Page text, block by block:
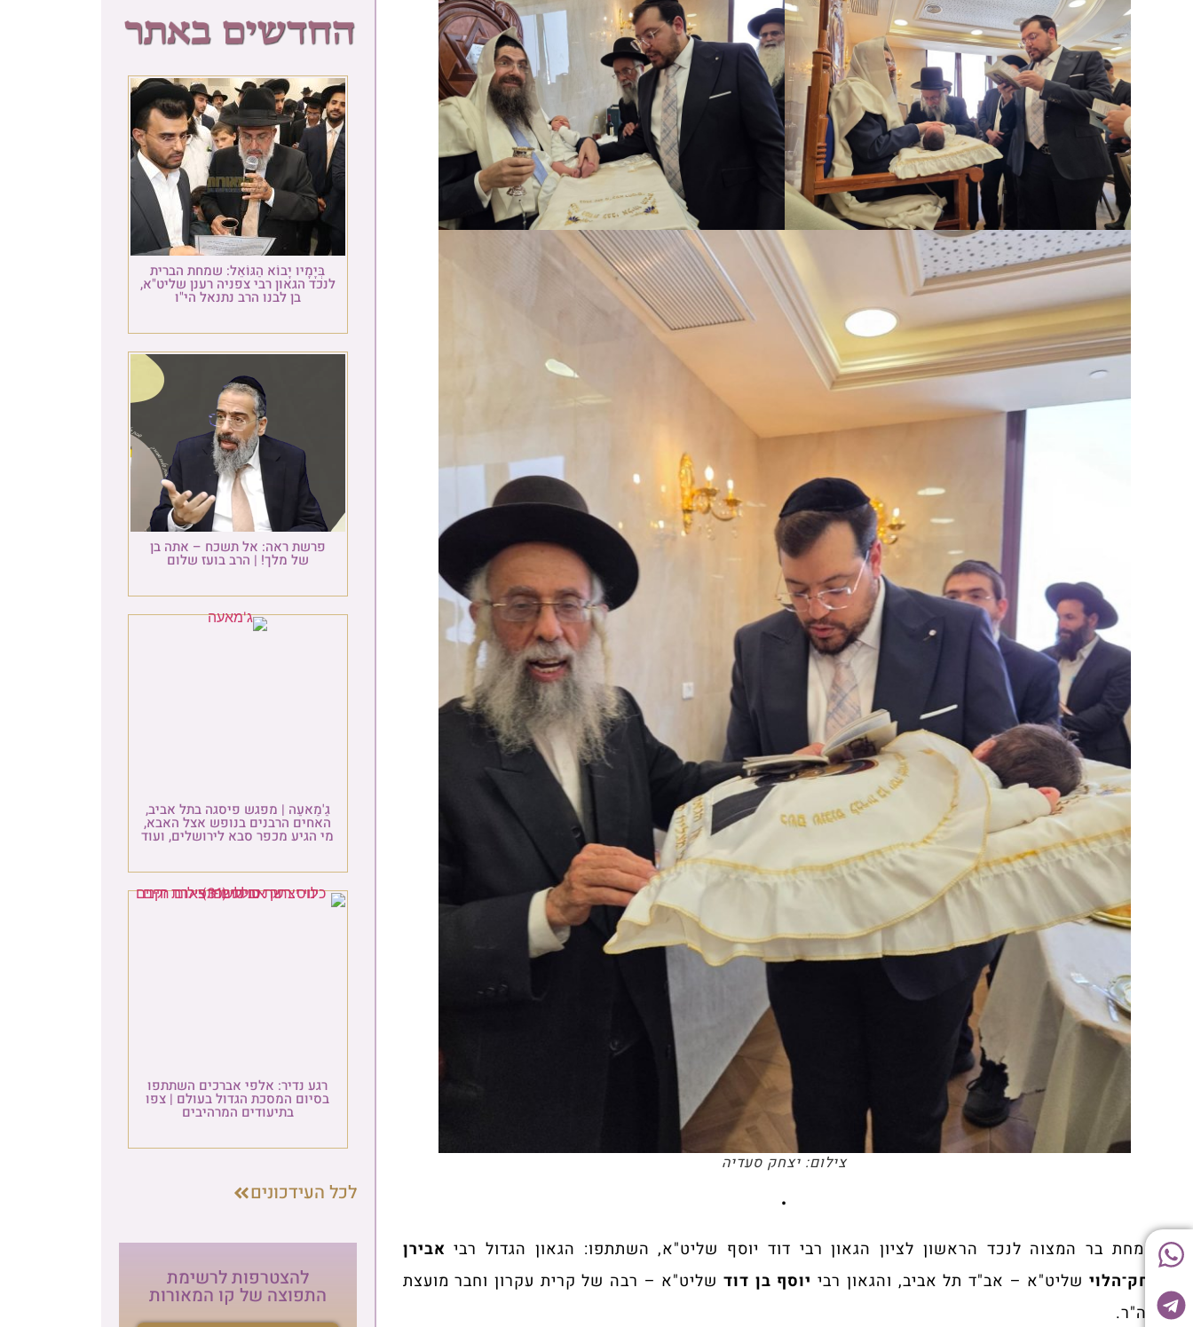
צילום: יצחק סעדיה
•
בשמחת בר המצוה לנכד הראשון לציון הגאון רבי דוד יוסף שליט"א, השתתפו: הגאון הגדול רבי אבירן
יצחק־הלוישליט"א – אב"ד תל אביב, והגאון רבי יוסף בן דודשליט"א – רבה של קרית עקרון וחבר מועצת
הרה"ר.
בְּיָמָיו יָבוֹא הַגּוֹאֵל: שמחת הברית
לנכד הגאון רבי צפניה רענן שליט"א,
בן לבנו הרב נתנאל הי"ו
פרשת ראה: אל תשכח – אתה בן
של מלך! | הרב בועז שלום
גַ'מַאעַה | מפגש פיסגה בתל אביב,
האחים הרבנים בנופש אצל האבא,
מי הגיע מכפר סבא לירושלים, ועוד
רגע נדיר: אלפי אברכים השתתפו
בסיום המסכת הגדול בעולם | צפו
בתיעודים המרהיבים
לכל העידכונים
להצטרפות לרשימת
התפוצה של קו המאורות